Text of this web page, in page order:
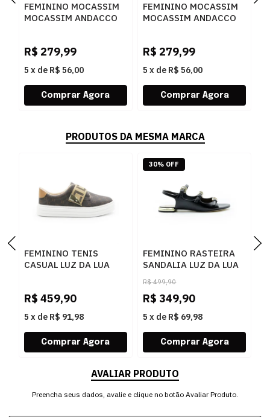
FEMININO MOCASSIM
MOCASSIM ANDACCO
R$ 279,99
5 x de R$ 56,00
FEMININO MOCASSIM
MOCASSIM ANDACCO
R$ 279,99
5 x de R$ 56,00
PRODUTOS DA MESMA MARCA
FEMININO TENIS
CASUAL LUZ DA LUA
AMENDOA OURO
R$ 459,90
5 x de R$ 91,98
FEMININO RASTEIRA
SANDALIA LUZ DA LUA
80270037 ATACAMA
PRETO
R$ 499,90
R$ 349,90
5 x de R$ 69,98
30% OFF
AVALIAR PRODUTO
Preencha seus dados, avalie e clique no botão Avaliar Produto.